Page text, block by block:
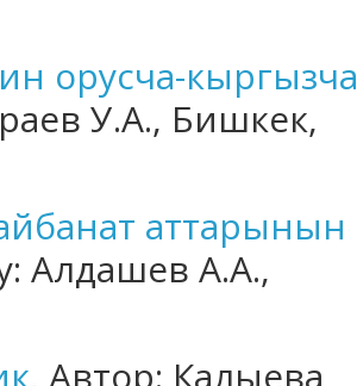
орусча-кыргызча
У.А., Бишкек,
аттарынын
Алдашев А.А.,
, Автор: Калыева